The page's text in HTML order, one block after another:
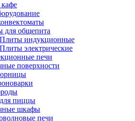
кафе
для общепита
Плиты индукционные
Плиты электрические
печи
поверхности
пиццы
шкафы
печи